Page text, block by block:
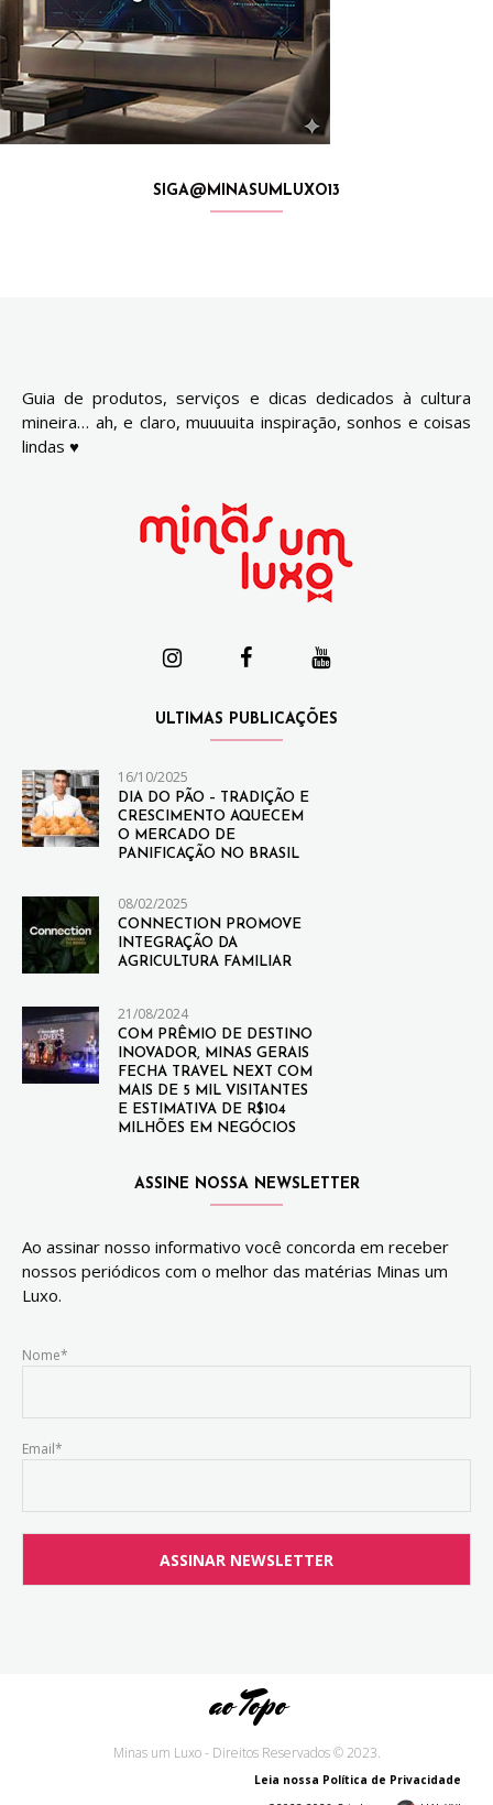
SIGA@MINASUMLUXO13
Guia de produtos, serviços e dicas dedicados à cultura
mineira… ah, e claro, muuuuita inspiração, sonhos e coisas
lindas ♥
ULTIMAS PUBLICAÇÕES
16/10/2025
DIA DO PÃO – TRADIÇÃO E
CRESCIMENTO AQUECEM
O MERCADO DE
PANIFICAÇÃO NO BRASIL
08/02/2025
CONNECTION PROMOVE
INTEGRAÇÃO DA
AGRICULTURA FAMILIAR
21/08/2024
COM PRÊMIO DE DESTINO
INOVADOR, MINAS GERAIS
FECHA TRAVEL NEXT COM
MAIS DE 5 MIL VISITANTES
E ESTIMATIVA DE R$104
MILHÕES EM NEGÓCIOS
ASSINE NOSSA NEWSLETTER
Ao assinar nosso informativo você concorda em receber
nossos periódicos com o melhor das matérias Minas um
Luxo.
Nome*
Email*
ao Topo
Minas um Luxo - Direitos Reservados © 2023.
Leia nossa Política de Privacidade